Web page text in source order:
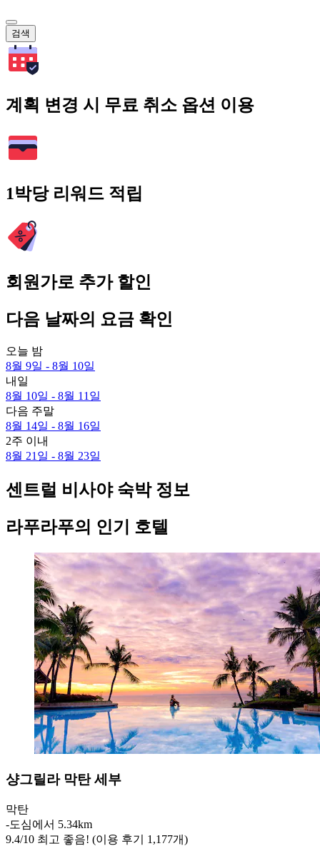
검색
계획 변경 시 무료 취소 옵션 이용
1박당 리워드 적립
회원가로 추가 할인
다음 날짜의 요금 확인
오늘 밤
8월 9일 - 8월 10일
내일
8월 10일 - 8월 11일
다음 주말
8월 14일 - 8월 16일
2주 이내
8월 21일 - 8월 23일
센트럴 비사야 숙박 정보
라푸라푸의 인기 호텔
샹그릴라 막탄 세부
막탄
‐도심에서 5.34km
9.4/10 최고 좋음! (이용 후기 1,177개)